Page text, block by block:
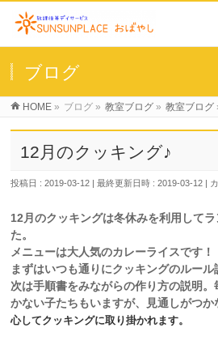
ブログ
HOME » ブログ » 教室ブログ » 教室ブログ
12月のクッキング♪
投稿日 : 2019-03-12 最終更新日時 : 2019-03-12
12月のクッキングは冬休みを利用して
た。
メニューは大人気のカレーライスです！
まずはいつも通りにクッキングのルール
次は手順書をみながらの作り方の説明
かない子たちもいますが、見通しがつか
心してクッキングに取り掛かれます。